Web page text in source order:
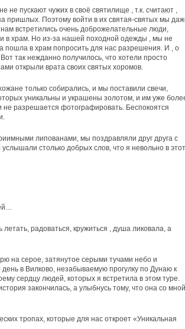
не пускают чужих в своё святилище , т.к. считают ,
пришлых. Поэтому войти в их святая-святых мы
встретились очень доброжелательные люди,
в храм. Но из-за нашей походной одежды , мы не
пошла в храм попросить для нас разрешения. И , о
так нежданно получилось, что хотели просто
открыли врата своих святых хоромов.
только собирались, и мы поставили свечи,
уникальны и украшены золотом, и им уже
разрешается фотографировать. Беспокоятся
липованами, мы поздравляли друг друга с
столько добрых слов, что я невольно в этот
радоваться, кружиться , душа ликовала, а
на серое, затянутое серыми тучами небо и
в Вилково, незабываемую прогулку по Дунаю к
сердцу людей, которых я встретила в этом туре.
закончилась, а улыбнусь тому, что она со мной
тропах, которые для нас откроет «Уникальная